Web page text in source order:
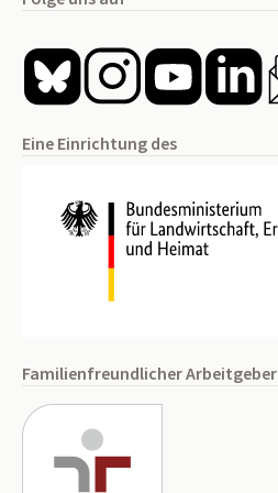
Eine Einrichtung des
Familienfreundlicher Arbeitgeber